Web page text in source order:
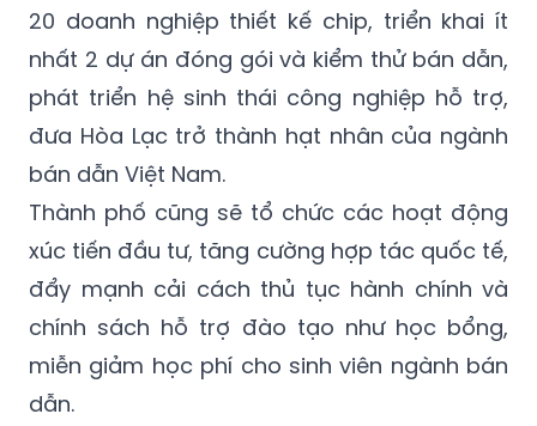
20 doanh nghiệp thiết kế chip, triển khai ít
nhất 2 dự án đóng gói và kiểm thử bán dẫn,
phát triển hệ sinh thái công nghiệp hỗ trợ,
đưa Hòa Lạc trở thành hạt nhân của ngành
bán dẫn Việt Nam.
Thành phố cũng sẽ tổ chức các hoạt động
xúc tiến đầu tư, tăng cường hợp tác quốc tế,
đẩy mạnh cải cách thủ tục hành chính và
chính sách hỗ trợ đào tạo như học bổng,
miễn giảm học phí cho sinh viên ngành bán
dẫn.